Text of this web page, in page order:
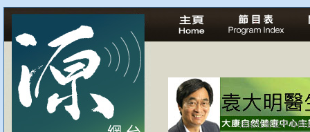
自家教育合法化-